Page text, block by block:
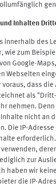
Inhalten
innerhalb des
wie zum
Google-
Webseiten
voraus, dass
als
nehmen. Denn
nicht an
Die IP-
zur
haben wir
die IP-